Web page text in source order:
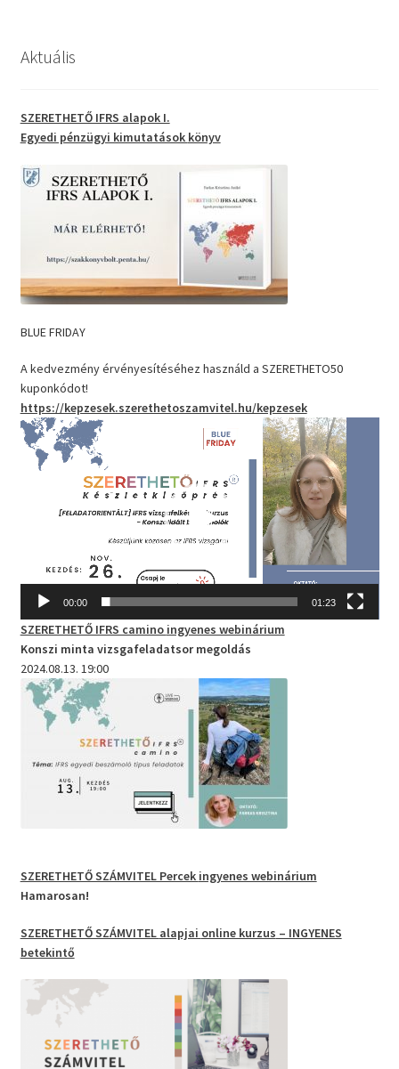
Aktuális
SZERETHETŐ IFRS alapok I.
Egyedi pénzügyi kimutatások könyv
BLUE FRIDAY
A kedvezmény érvényesítéséhez használd a SZERETHETO50
kuponkódot!
https://kepzesek.szerethetoszamvitel.hu/kepzesek
Videólejátszó
00:00 01:23
SZERETHETŐ IFRS camino ingyenes webinárium
Konszi minta vizsgafeladatsor megoldás
2024.08.13. 19:00
SZERETHETŐ SZÁMVITEL Percek ingyenes webinárium
Hamarosan!
SZERETHETŐ SZÁMVITEL alapjai online kurzus – INGYENES
betekintő